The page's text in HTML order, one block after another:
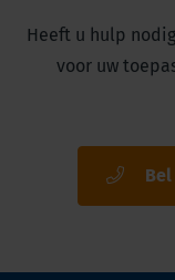
Heeft u hulp
voor uw